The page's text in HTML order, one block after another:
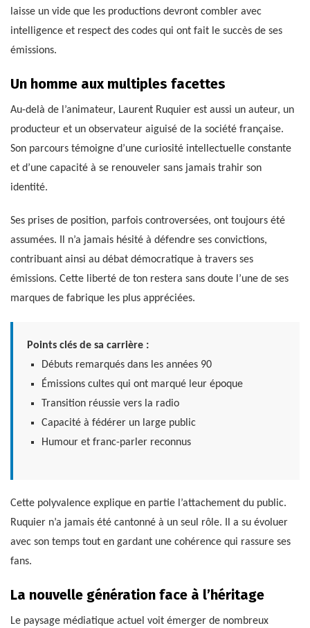
laisse un vide que les productions devront combler avec
intelligence et respect des codes qui ont fait le succès de ses
émissions.
Un homme aux multiples facettes
Au-delà de l’animateur, Laurent Ruquier est aussi un auteur, un
producteur et un observateur aiguisé de la société française.
Son parcours témoigne d’une curiosité intellectuelle constante
et d’une capacité à se renouveler sans jamais trahir son
identité.
Ses prises de position, parfois controversées, ont toujours été
assumées. Il n’a jamais hésité à défendre ses convictions,
contribuant ainsi au débat démocratique à travers ses
émissions. Cette liberté de ton restera sans doute l’une de ses
marques de fabrique les plus appréciées.
Points clés de sa carrière :
Débuts remarqués dans les années 90
Émissions cultes qui ont marqué leur époque
Transition réussie vers la radio
Capacité à fédérer un large public
Humour et franc-parler reconnus
Cette polyvalence explique en partie l’attachement du public.
Ruquier n’a jamais été cantonné à un seul rôle. Il a su évoluer
avec son temps tout en gardant une cohérence qui rassure ses
fans.
La nouvelle génération face à l’héritage
Le paysage médiatique actuel voit émerger de nombreux